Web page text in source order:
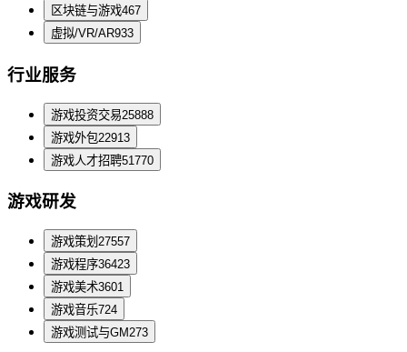
区块链与游戏467
虚拟/VR/AR933
行业服务
游戏投资交易25888
游戏外包22913
游戏人才招聘51770
游戏研发
游戏策划 27557
游戏程序36423
游戏美术3601
游戏音乐724
游戏测试与GM273